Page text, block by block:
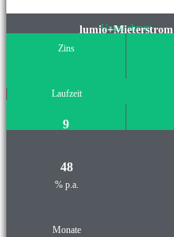
Unternehmen
lumio+Mieterstrom
Zins
Laufzeit
9
48
% p.a.
Monate